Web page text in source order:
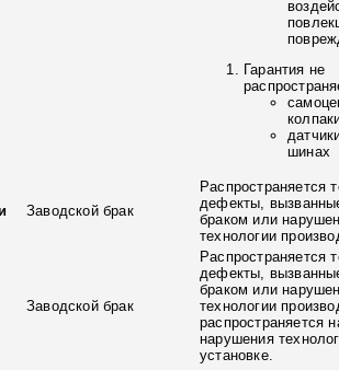
Гарантия не
шинах
Заводской брак
Распространяется
дефекты,
браком или
технологии
Заводской брак
Распространяется
дефекты,
браком или
технологии
распространяется
нарушения
установке.